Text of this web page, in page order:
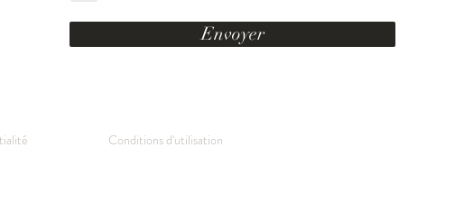
Envoyer
Conditions d'utilisation